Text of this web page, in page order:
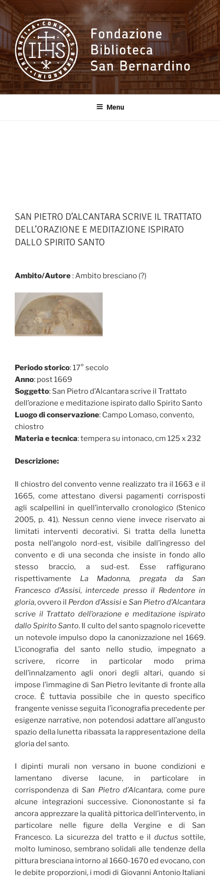
Salta
contenuto
Fondazione
Biblioteca SanMenu
SAN PIETRO D’ALCANTARA SCRIVE IL TRATTATO
DELL’ORAZIONE E MEDITAZIONE ISPIRATO
DALLO SPIRITO SANTO
Ambito/Autore: Ambito bresciano (?)
Periodo storico: 17° secolo
Anno: post 1669
Soggetto: San Pietro d’Alcantara scrive il Trattato
dell’orazione e meditazione ispirato dallo Spirito Santo
Luogo di conservazione: Campo Lomaso, convento,
chiostro
Materia e tecnica: tempera su intonaco, cm 125 x 232
Descrizione:
Il chiostro del convento venne realizzato tra il 1663 e il
1665, come attestano diversi pagamenti corrisposti
agli scalpellini in quell’intervallo cronologico (Stenico
2005, p. 41). Nessun cenno viene invece riservato ai
limitati interventi decorativi. Si tratta della lunetta
posta nell’angolo nord-est, visibile dall’ingresso del
convento e di una seconda che insiste in fondo allo
stesso braccio, a sud-est. Esse raffigurano
rispettivamente La Madonna, pregata da San
Francesco d’Assisi, intercede presso il Redentore in
gloria, ovvero il Perdon d’Assisie San Pietro d’Alcantara
scrive il Trattato dell’orazione e meditazione ispirato
dallo Spirito Santo. Il culto del santo spagnolo ricevette
un notevole impulso dopo la canonizzazione nel 1669.
L’iconografia del santo nello studio, impegnato a
scrivere, ricorre in particolar modo prima
dell’innalzamento agli onori degli altari, quando si
impose l’immagine di San Pietro levitante di fronte alla
croce. È tuttavia possibile che in questo specifico
frangente venisse seguita l’iconografia precedente per
esigenze narrative, non potendosi adattare all’angusto
spazio della lunetta ribassata la rappresentazione della
gloria del santo.
I dipinti murali non versano in buone condizioni e
lamentano diverse lacune, in particolare in
corrispondenza di San Pietro d’Alcantara, come pure
alcune integrazioni successive. Ciononostante si fa
ancora apprezzare la qualità pittorica dell’intervento, in
particolare nelle figure della Vergine e di San
Francesco. La sicurezza del tratto e il ductus sottile,
molto luminoso, sembrano solidali alle tendenze della
pittura bresciana intorno al 1660-1670 ed evocano, con
le debite proporzioni, i modi di Giovanni Antonio Italiani